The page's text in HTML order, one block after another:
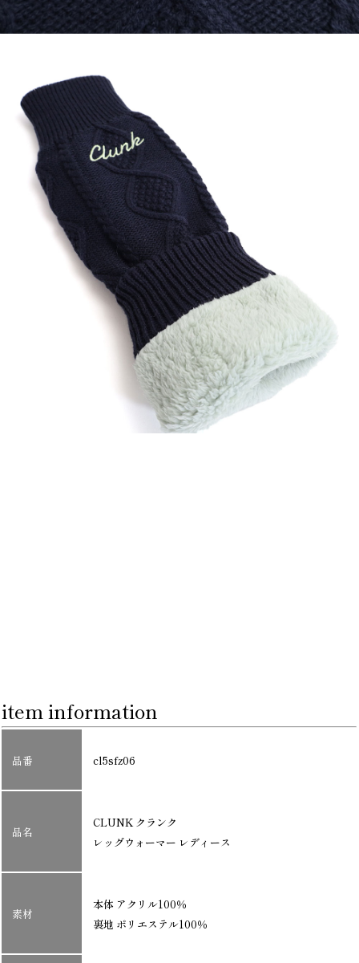
item information
品番 cl5sfz06
品名
CLUNK クランク
レッグウォーマー レディース
素材
本体 アクリル100％
裏地 ポリエステル100％